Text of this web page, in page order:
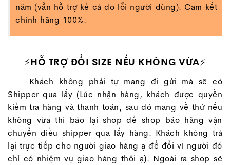
năm (vẫn hỗ trợ kể cả do lỗi người dùng). Cam kết
chính hãng 100%.
⚡HỖ TRỢ ĐỔI SIZE NẾU KHÔNG VỪA⚡
Khách không phải tự mang đi gửi mà sẽ có
Shipper qua lấy (Lúc nhận hàng, khách được quyền
kiểm tra hàng và thanh toán, sau đó mang về thử nếu
không vừa thì báo lại shop để shop báo hãng vận
chuyển điều shipper qua lấy hàng. Khách không trả
lại trực tiếp cho người giao hàng ạ để đổi vì người đó
chỉ có nhiệm vụ giao hàng thôi ạ). Ngoài ra shop sẽ